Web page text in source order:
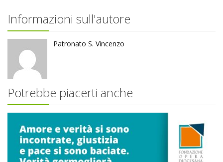
Informazioni sull'autore
Patronato S. Vincenzo
Potrebbe piacerti anche